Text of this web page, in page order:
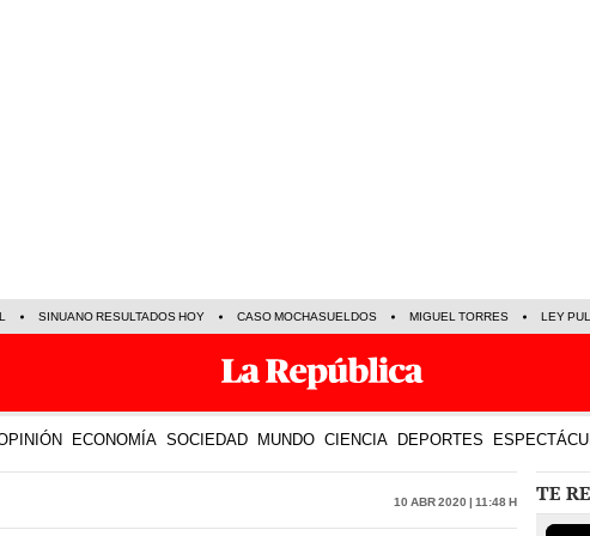
SINUANO RESULTADOS HOY CASO MOCHASUELDOS MIGUEL TORRES LEY
ECONOMÍA SOCIEDAD MUNDO CIENCIA DEPORTES
10 Abr 2020 | 11:48 h TE